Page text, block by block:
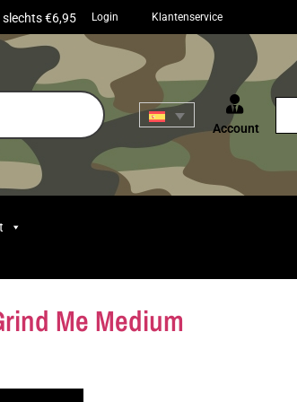
€6,95 Login Klantenservice
Account
Me Medium